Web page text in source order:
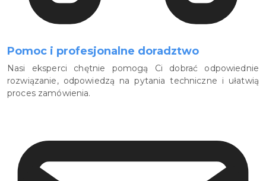
Pomoc i profesjonalne doradztwo
Nasi eksperci chętnie pomogą Ci dobrać odpowiednie
rozwiązanie, odpowiedzą na pytania techniczne i ułatwią
proces zamówienia.